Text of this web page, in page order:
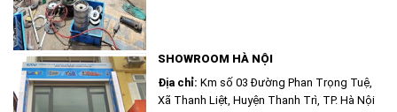
SHOWROOM HÀ NỘI
Địa chỉ: Km số 03 Đường Phan Trọng Tuệ,
Xã Thanh Liệt, Huyện Thanh Trì, TP. Hà Nội